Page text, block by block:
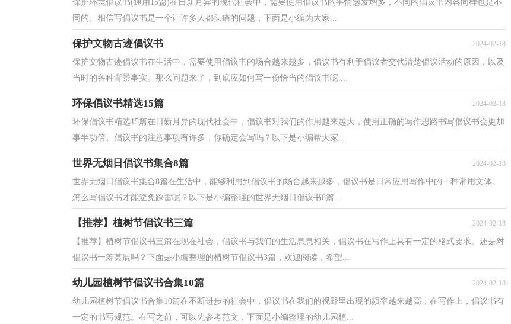
保护环境倡议书(通用15篇)在日新月异的现代社会中，需要使用倡议书的事情愈发增多，不同的倡议书内容同样也是不
同的。相信写倡议书是一个让许多人都头痛的问题，下面是小编为大家...
保护文物古迹倡议书 2024-02-18
保护文物古迹倡议书在生活中，需要使用倡议书的场合越来越多，倡议书有利于倡议者交代清楚倡议活动的原因，以及
当时的各种背景事实。那么问题来了，到底应如何写一份恰当的倡议书呢...
环保倡议书精选15篇 2024-02-18
环保倡议书精选15篇在日新月异的现代社会中，倡议书对我们的作用越来越大，使用正确的写作思路书写倡议书会更加
事半功倍。倡议书的注意事项有许多，你确定会写吗？以下是小编帮大家...
世界无烟日倡议书集合8篇 2024-02-18
世界无烟日倡议书集合8篇在生活中，能够利用到倡议书的场合越来越多，倡议书是日常应用写作中的一种常用文体。
怎么写倡议书才能避免踩雷呢？以下是小编整理的世界无烟日倡议书8篇...
【推荐】植树节倡议书三篇 2024-02-18
【推荐】植树节倡议书三篇在现在社会，倡议书与我们的生活息息相关，倡议书在写作上具有一定的格式要求。还是对
倡议书一筹莫展吗？下面是小编整理的植树节倡议书3篇，欢迎阅读，希望...
幼儿园植树节倡议书合集10篇 2024-02-18
幼儿园植树节倡议书合集10篇在不断进步的社会中，倡议书在我们的视野里出现的频率越来越高，在写作上，倡议书有
一定的书写规范。在写之前，可以先参考范文，下面是小编整理的幼儿园植...